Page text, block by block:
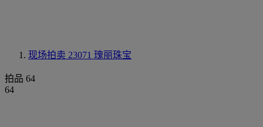
现场拍卖 23071 瑰丽珠宝
拍品 64
64